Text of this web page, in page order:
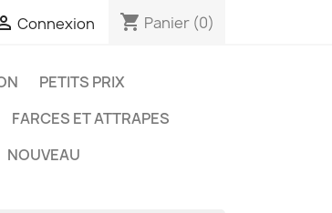
Connexion shopping_cart Panier (0)
PETITS PRIX
FARCES ET ATTRAPES
NOUVEAU